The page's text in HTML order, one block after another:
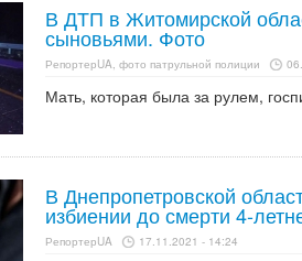
В ДТП в Житомирской
сыновьями. Фото
РепортерUA, фото патрульной полиции
Мать, которая была за рулем,
В Днепропетровской
избиении до смерти 4-
РепортерUA 17.11.2021 - 14:24